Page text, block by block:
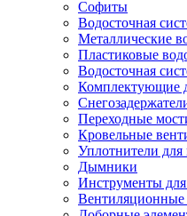
Софиты
Водосточная
Металлические
Пластиковые
Водосточная
Комплектующие
Переходные
Кровельные
Уплотнители для
Дымники
Инструменты